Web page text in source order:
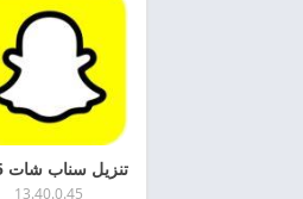
13.40.0.45